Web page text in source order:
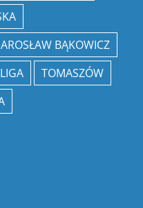
BĄKOWICZ
TOMASZÓW